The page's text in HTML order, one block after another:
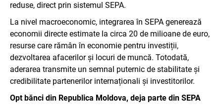
reduse, direct prin sistemul SEPA.
La nivel macroeconomic, integrarea în SEPA generează
economii directe estimate la circa 20 de milioane de euro,
resurse care rămân în economie pentru investiții,
dezvoltarea afacerilor și locuri de muncă. Totodată,
aderarea transmite un semnal puternic de stabilitate și
credibilitate partenerilor internaționali și investitorilor.
Opt bănci din Republica Moldova, deja parte din SEPA